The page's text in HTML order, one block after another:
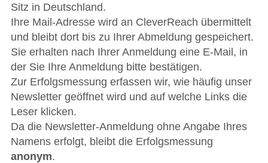
Sitz in Deutschland.
Ihre Mail-Adresse wird an CleverReach übermittelt
und bleibt dort bis zu Ihrer Abmeldung gespeichert.
Sie erhalten nach Ihrer Anmeldung eine E-Mail, in
der Sie Ihre Anmeldung bitte bestätigen.
Zur Erfolgsmessung erfassen wir, wie häufig unser
Newsletter geöffnet wird und auf welche Links die
Leser klicken.
Da die Newsletter-Anmeldung ohne Angabe Ihres
Namens erfolgt, bleibt die Erfolgsmessung
anonym.